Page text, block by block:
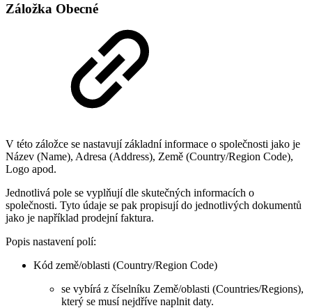
Záložka Obecné
V této záložce se nastavují základní informace o společnosti jako je
Název (Name), Adresa (Address), Země (Country/Region Code),
Logo apod.
Jednotlivá pole se vyplňují dle skutečných informacích o
společnosti. Tyto údaje se pak propisují do jednotlivých dokumentů
jako je například prodejní faktura.
Popis nastavení polí:
Kód země/oblasti (Country/Region Code)
se vybírá z číselníku Země/oblasti (Countries/Regions),
který se musí nejdříve naplnit daty.